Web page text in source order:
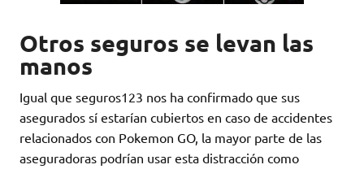
Otros seguros se levan las
manos
Igual que seguros123 nos ha confirmado que sus
asegurados sí estarían cubiertos en caso de accidentes
relacionados con Pokemon GO, la mayor parte de las
aseguradoras podrían usar esta distracción como